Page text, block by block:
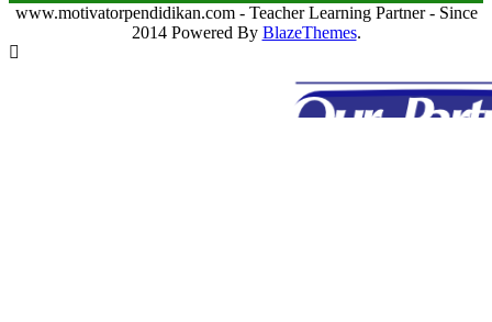
www.motivatorpendidikan.com - Teacher Learning Partner - Since
2014 Powered By BlazeThemes.